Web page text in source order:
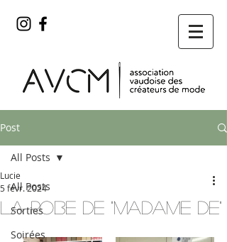
Post
All Posts
Sorties
Soirées
All Posts
La robe de "madame de"
Lucie
5 févr. 2024